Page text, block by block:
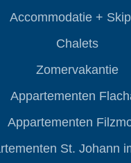
Accommodatie +
Chalets
Zomervakantie
Appartementen
Appartementen
St. Johann